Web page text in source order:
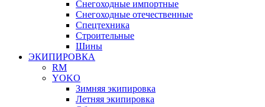
Снегоходные импортные
Снегоходные отечественные
Спецтехника
Строительные
Шины
ЭКИПИРОВКА
RM
YOKO
Зимняя экипировка
Летняя экипировка